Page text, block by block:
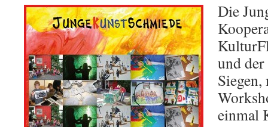
Die
und
einmal